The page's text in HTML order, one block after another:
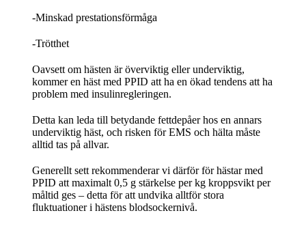
-Minskad prestationsförmåga
-Trötthet
Oavsett om hästen är överviktig eller underviktig,
kommer en häst med PPID att ha en ökad tendens att ha
problem med insulinregleringen.
Detta kan leda till betydande fettdepåer hos en annars
underviktig häst, och risken för EMS och hälta måste
alltid tas på allvar.
Generellt sett rekommenderar vi därför för hästar med
PPID att maximalt 0,5 g stärkelse per kg kroppsvikt per
måltid ges – detta för att undvika alltför stora
fluktuationer i hästens blodsockernivå.